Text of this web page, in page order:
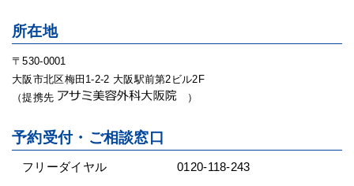
所在地
〒530-0001
大阪市北区梅田1-2-2 大阪駅前第2ビル2F
（提携先
）
予約受付・ご相談窓口
フリーダイヤル 0120-118-243